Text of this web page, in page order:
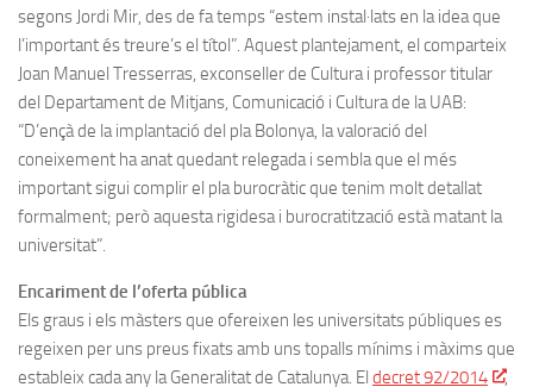
segons Jordi Mir, des de fa temps “estem instal·lats en la idea que
l’important és treure’s el títol”. Aquest plantejament, el comparteix
Joan Manuel Tresserras, exconseller de Cultura i professor titular
del Departament de Mitjans, Comunicació i Cultura de la UAB:
“D’ençà de la implantació del pla Bolonya, la valoració del
coneixement ha anat quedant relegada i sembla que el més
important sigui complir el pla burocràtic que tenim molt detallat
formalment; però aquesta rigidesa i burocratització està matant la
universitat”.
Encariment de l’oferta pública
Els graus i els màsters que ofereixen les universitats públiques es
regeixen per uns preus fixats amb uns topalls mínims i màxims que
estableix cada any la Generalitat de Catalunya. El decret 92/2014
,